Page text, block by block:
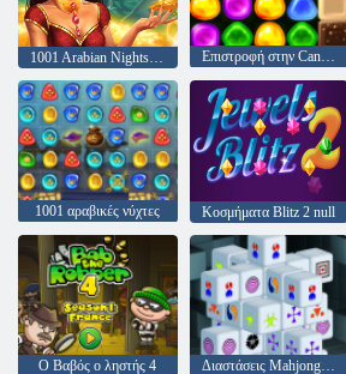
1001 Arabian Nights 5: Σεβάχ ο ναυτικός Επιστροφή στην Candyland 4: Lollipop Κήπος
1001 αραβικές νύχτες Κοσμήματα Blitz 2 null
Ο Βαβός ο ληστής 4 Διαστάσεις Mahjong 15 λεπτά